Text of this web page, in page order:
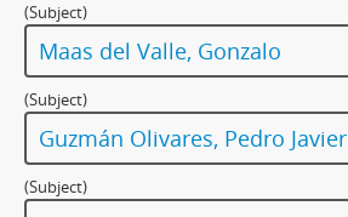
(Subject)
Maas del Valle, Gonzalo
(Subject)
Guzmán Olivares, Pedro Javier
(Subject)